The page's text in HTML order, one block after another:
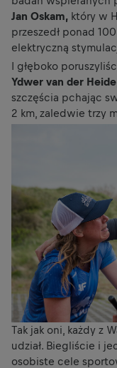
Jan Oskam, który w
przeszedł ponad
elektryczną
I głęboko
Ydwer van der Heide
szczęścia pchając
2 km, zaledwie trzy
Tak jak oni, każdy z
udział. Biegliście i
osobiste cele